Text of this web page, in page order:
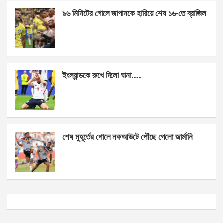
k
p
৯৬ মিনিটের গোলে জাপানকে হারিয়ে শেষ ১৬-তে ব্রাজিল
ইংল্যান্ডকে রুখে দিলো ঘানা….
শেষ মুহূর্তের গোলে নকআউটে পৌঁছে গেলো জার্মানি